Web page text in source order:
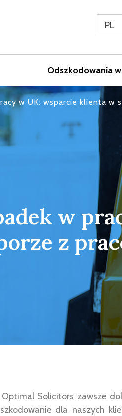
PL
Odszkodowania
w UK: wsparcie klienta w
w
z
Solicitors zawsze
dla naszych